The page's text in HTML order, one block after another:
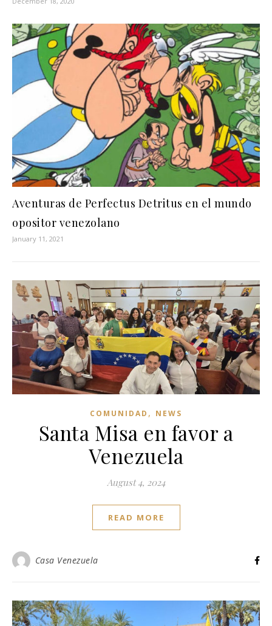
Aventuras de Perfectus Detritus en el mundo
opositor venezolano
January 11, 2021
COMUNIDAD , NEWS
Santa Misa en favor a
Venezuela
August 4, 2024
READ MORE
Casa Venezuela